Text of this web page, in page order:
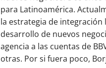
para Latinoamérica.
la estrategia de
desarrollo de nuevos
agencia a las cuentas de
otras. Por si fuera poco,